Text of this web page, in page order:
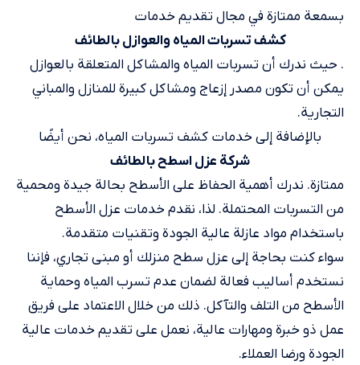
بسمعة ممتازة في مجال تقديم خدمات
كشف تسربات المياه والعوازل بالطائف
. حيث ندرك أن تسربات المياه والمشاكل المتعلقة بالعوازل
يمكن أن تكون مصدر إزعاج ومشاكل كبيرة للمنازل والمباني
التجارية.
بالإضافة إلى خدمات كشف تسربات المياه، نحن أيضًا
شركة عزل اسطح بالطائف
ممتازة. ندرك أهمية الحفاظ على الأسطح بحالة جيدة ومحمية
من التسربات المحتملة. لذا، نقدم خدمات عزل الأسطح
باستخدام مواد عازلة عالية الجودة وتقنيات متقدمة.
سواء كنت بحاجة إلى عزل سطح منزلك أو مبنى تجاري، فإننا
نستخدم أساليب فعالة لضمان عدم تسرب المياه وحماية
الأسطح من التلف والتآكل. ذلك من خلال الاعتماد على فريق
عمل ذو خبرة ومهارات عالية، نعمل على تقديم خدمات عالية
الجودة ورضا العملاء.